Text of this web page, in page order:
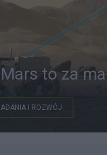
to za
I ROZWÓJ